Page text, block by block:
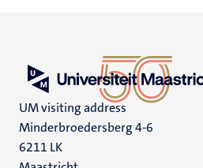
UM visiting address
Minderbroedersberg 4-6
6211 LK